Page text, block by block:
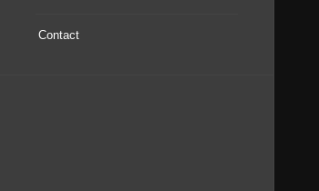
Contact